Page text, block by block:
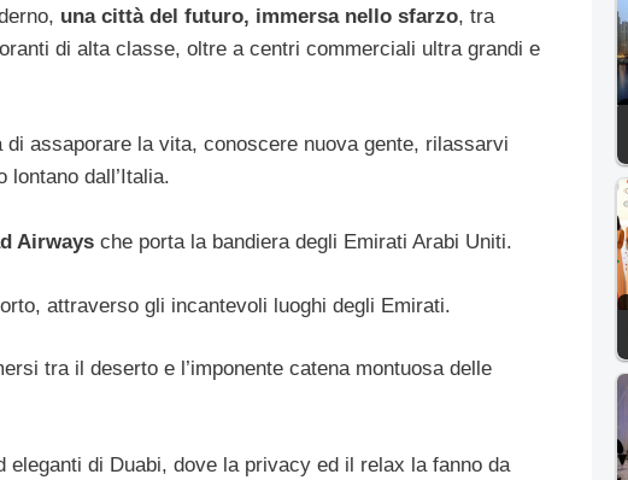
una città del futuro, immersa nello sfarzo, tra
di alta classe, oltre a centri commerciali ultra grandi e
di assaporare la vita, conoscere nuova gente, rilassarvi
dall’Italia.
Airways che porta la bandiera degli Emirati Arabi Uniti.
attraverso gli incantevoli luoghi degli Emirati.
tra il deserto e l’imponente catena montuosa delle
eleganti di Duabi, dove la privacy ed il relax la fanno da